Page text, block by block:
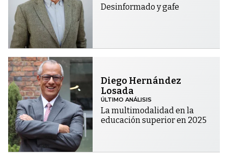
Desinformado y gafe
Diego Hernández
Losada
ÚLTIMO ANÁLISIS
La multimodalidad en la
educación superior en 2025